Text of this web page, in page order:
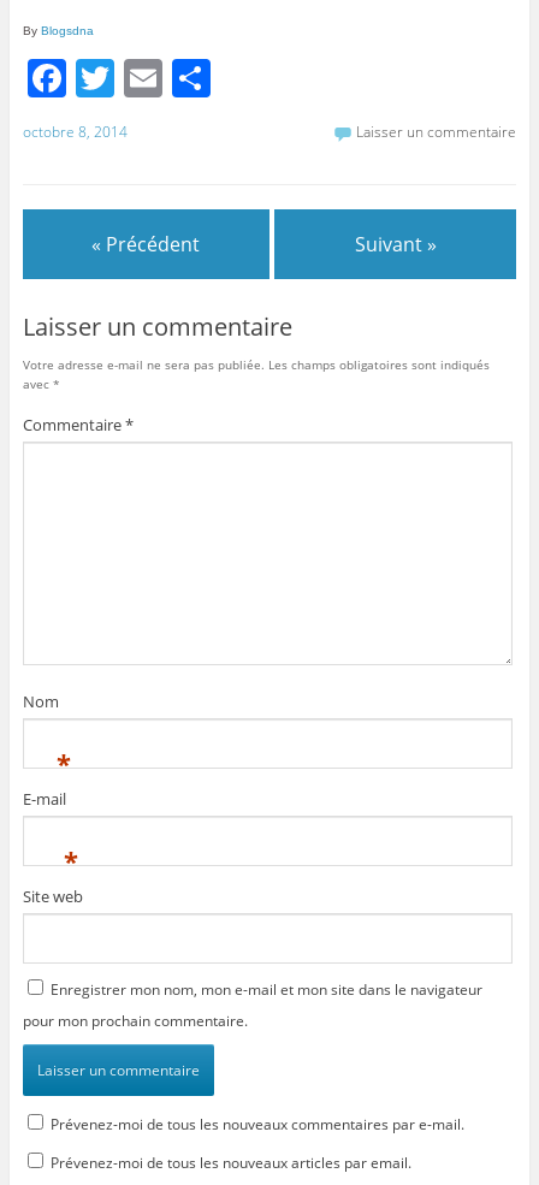
By Blogsdna
F
a
c
o
o
k
T
w
itt
E P
octobre 8, 2014 Laisser un commentaire
« Précédent Suivant »
Laisser un commentaire
Votre adresse e-mail ne sera pas publiée. Les champs obligatoires sont indiqués
avec *
Commentaire*
Nom
*
E-mail
*
Site web
Enregistrer mon nom, mon e-mail et mon site dans le navigateur
pour mon prochain commentaire.
Prévenez-moi de tous les nouveaux commentaires par e-mail.
Prévenez-moi de tous les nouveaux articles par email.